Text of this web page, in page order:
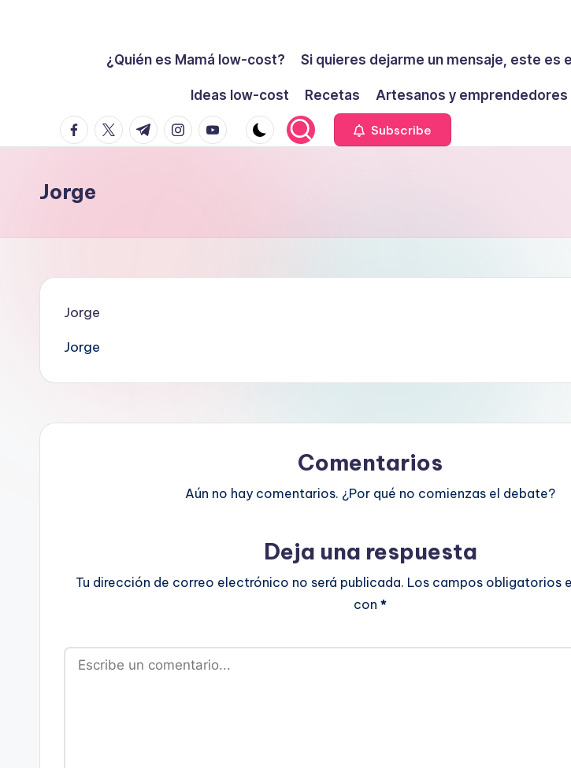
no
en
intento
¿Quién es Mamá low-cost? Si quieres dejarme un mensaje, este es
Ideas low-cost Recetas Artesanos y emprendedores
facebook.com
twitter.com
t.me instagram.com
youtube.com Subscribe
Jorge
Jorge
Jorge
Comentarios
Aún no hay comentarios. ¿Por qué no comienzas el debate?
Deja una respuesta
Tu dirección de correo electrónico no será publicada. Los campos obligatorios
con*